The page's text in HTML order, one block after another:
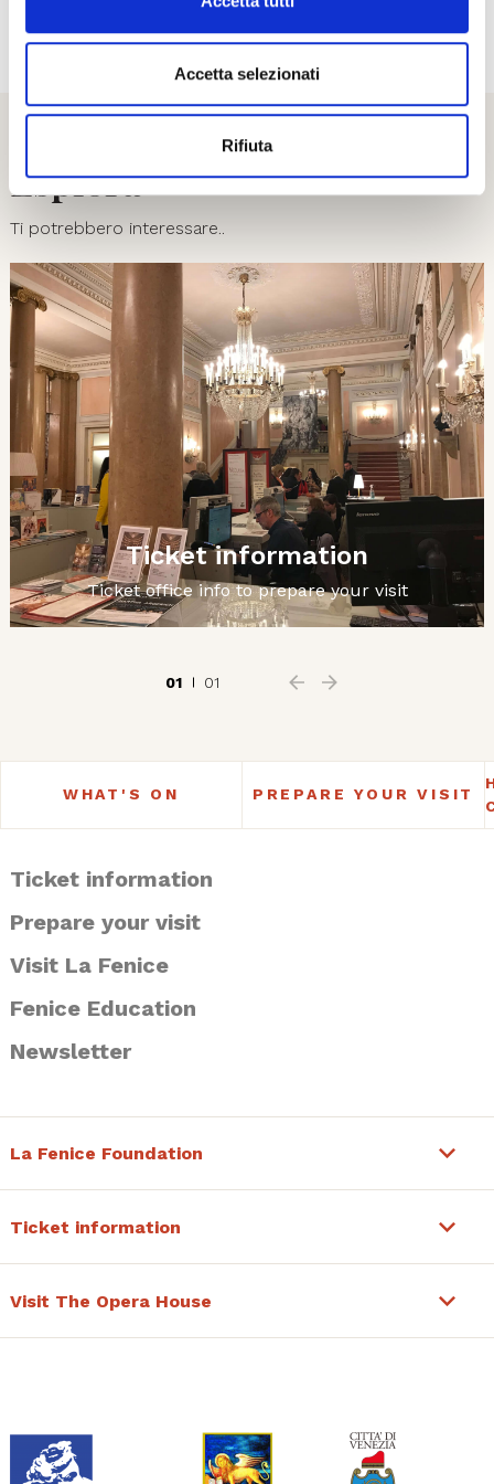
Accetta selezionati
Rifiuta
Esplora
Ti potrebbero interessare..
Ticket information
Ticket office info to prepare your visit
01 01
WHAT'S ON PREPARE YOUR VISIT
Ticket information
Prepare your visit
Visit La Fenice
Fenice Education
Newsletter
La Fenice Foundation
Ticket information
Visit The Opera House